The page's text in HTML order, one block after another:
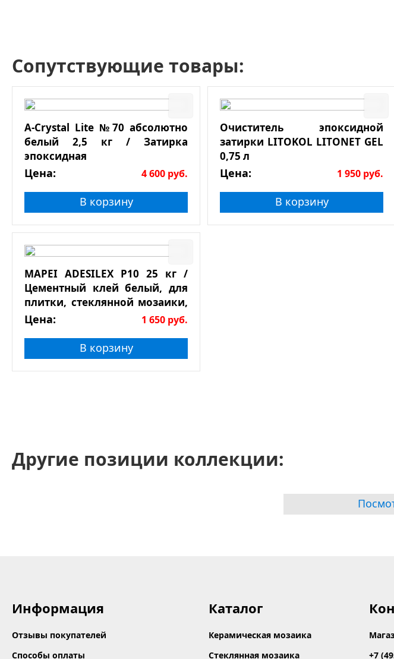
Сопутствующие товары:
A-Crystal Lite №70 абсолютно
белый 2,5 кг / Затирка
эпоксидная
Цена: 4 600 руб.
В корзину
Очиститель эпоксидной
затирки LITOKOL LITONET GEL
0,75 л
Цена: 1 950 руб.
В корзину
MAPEI ADESILEX P10 25 кг /
Цементный клей белый, для
плитки, стеклянной мозаики,
натурального камня
Цена: 1 650 руб.
В корзину
Другие позиции коллекции:
Информация
Отзывы покупателей
Способы оплаты
Каталог
Керамическая мозаика
Стеклянная мозаика
+7